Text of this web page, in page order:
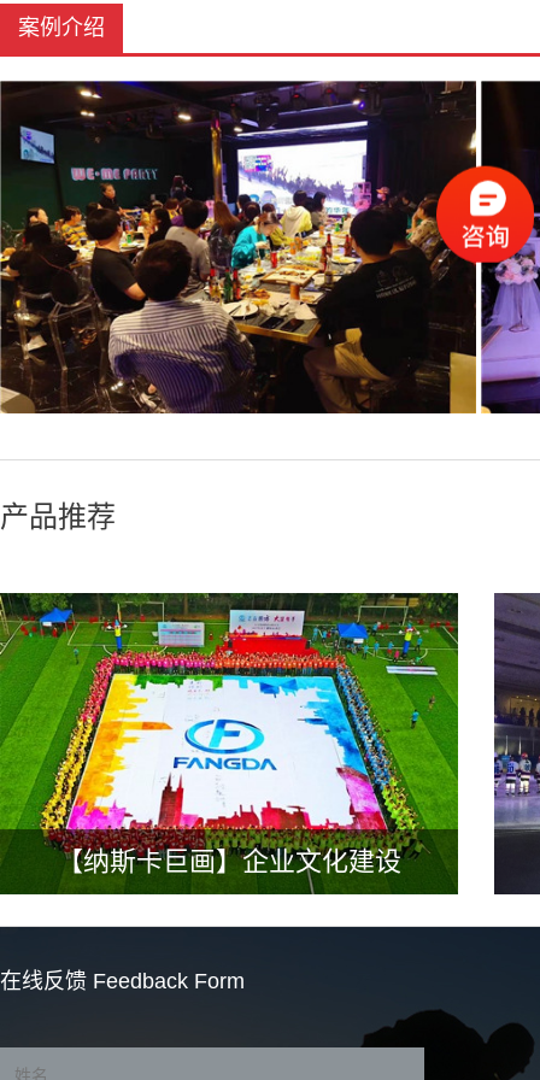
案例介绍
产品推荐
【纳斯卡巨画】企业文化建设
在线反馈 Feedback Form